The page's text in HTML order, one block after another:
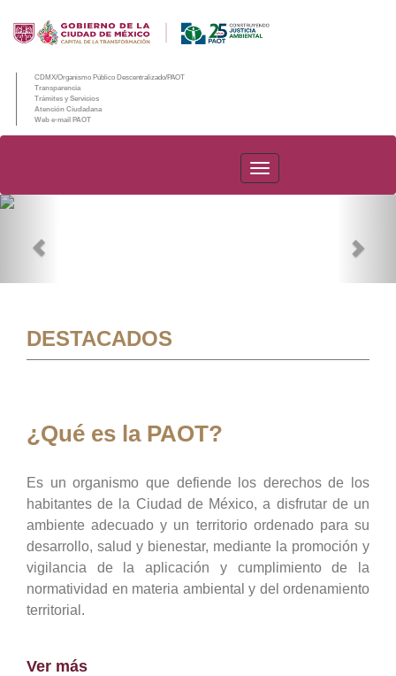
CDMX/Organismo Público Descentralizado/PAOT
Transparencia
Trámites y Servicios
Atención Ciudadana
Web e-mail PAOT
PAOT
DESTACADOS
¿Qué es la PAOT?
Es un organismo que defiende los derechos de los
habitantes de la Ciudad de México, a disfrutar de un
ambiente adecuado y un territorio ordenado para su
desarrollo, salud y bienestar, mediante la promoción y
vigilancia de la aplicación y cumplimiento de la
normatividad en materia ambiental y del ordenamiento
territorial.
Ver más